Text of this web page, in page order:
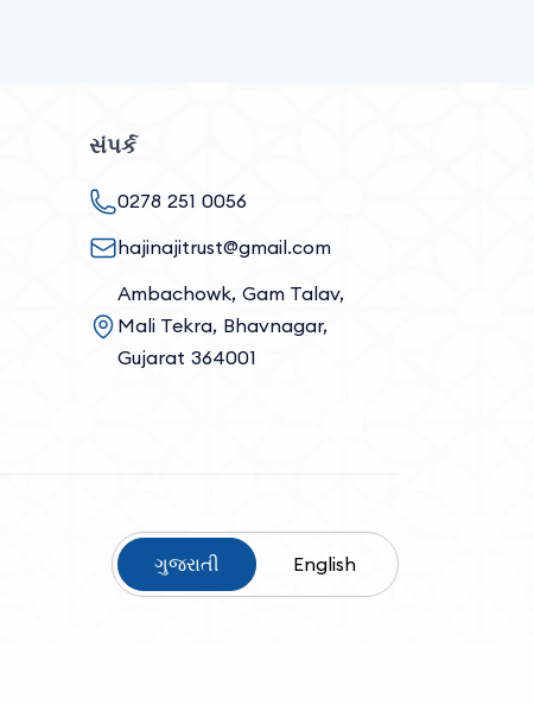
સંપર્ક
0278 251 0056
hajinajitrust@gmail.com
Ambachowk, Gam Talav,
Mali Tekra, Bhavnagar,
Gujarat 364001
ગુજરાતી English